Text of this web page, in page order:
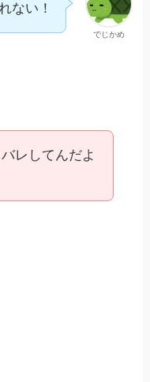
でじかめ
ない！
レしてんだよ